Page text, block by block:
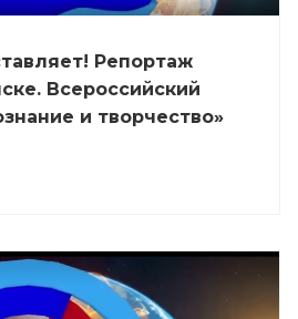
Репортаж
Всероссийский
и творчество»